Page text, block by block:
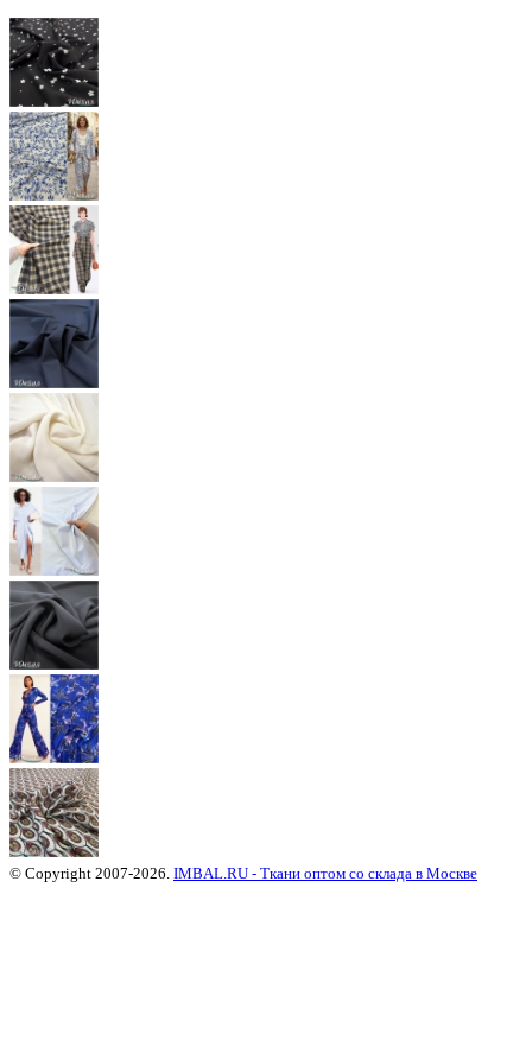
© Copyright 2007-2026. IMBAL.RU - Ткани оптом со склада в Москве